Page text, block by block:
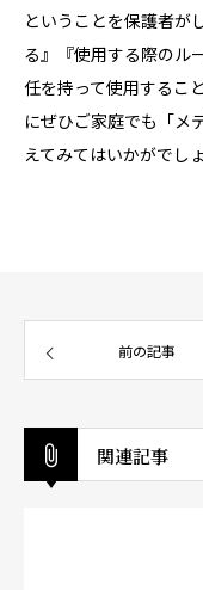
ということを保護者が
る』『使用する際のル
任を持って使用するこ
にぜひご家庭でも「メ
えてみてはいかがでし
前の記事
関連記事